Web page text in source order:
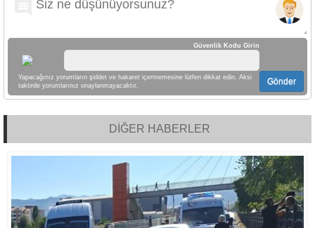
Güvenlik Kodu Girin
Yapacağınız yorumların şiddet ve hakaret içermemesine lütfen dikkat edin. Aksi
taktirde yorumlarınız onaylanmayacaktır.
Gönder
DİĞER HABERLER